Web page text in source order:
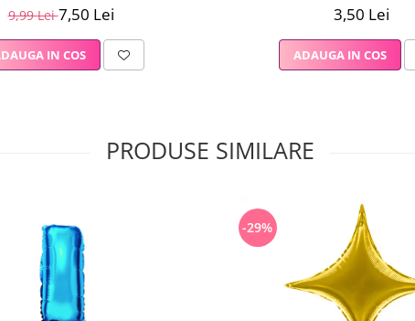
9,99 Lei7,50 Lei
IN COS
3,50 Lei
ADAUGA IN COS
PRODUSE SIMILARE
-29%